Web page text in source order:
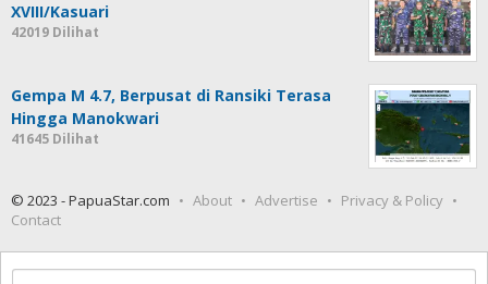
XVIII/Kasuari
42019 Dilihat
Gempa M 4.7, Berpusat di Ransiki Terasa
Hingga Manokwari
41645 Dilihat
© 2023 - PapuaStar.com About Advertise
Privacy & Policy
Contact